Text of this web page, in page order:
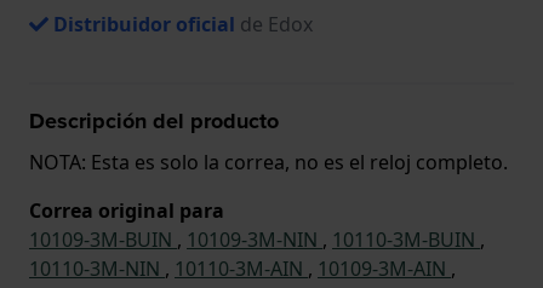
Distribuidor oficial de Edox
Descripción del producto
NOTA: Esta es solo la correa, no es el reloj completo.
Correa original para
10109-3M-BUIN , 10109-3M-NIN , 10110-3M-BUIN ,
10110-3M-NIN , 10110-3M-AIN , 10109-3M-AIN ,